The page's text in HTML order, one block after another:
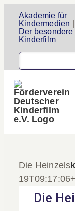
Zum
Inhalt
springen
Akademie für
Kindermedien
Der besondere
Kinderfilm
Die Heinzels
Die